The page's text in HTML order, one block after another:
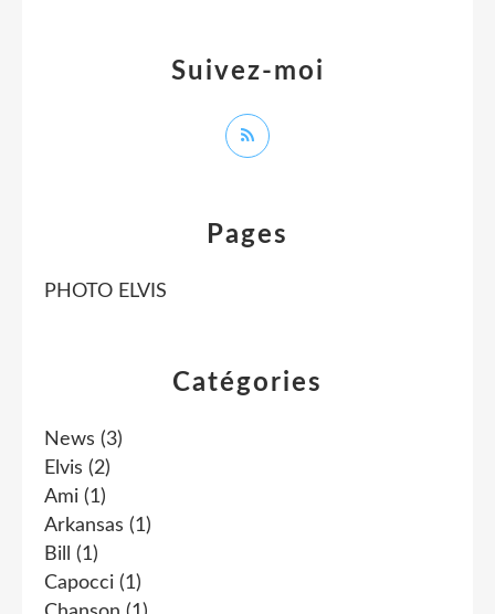
Catégories
News (3)
Elvis (2)
Ami (1)
Arkansas (1)
Bill
(1)
Capocci (1)
Pages
PHOTO ELVIS
Suivez-moi